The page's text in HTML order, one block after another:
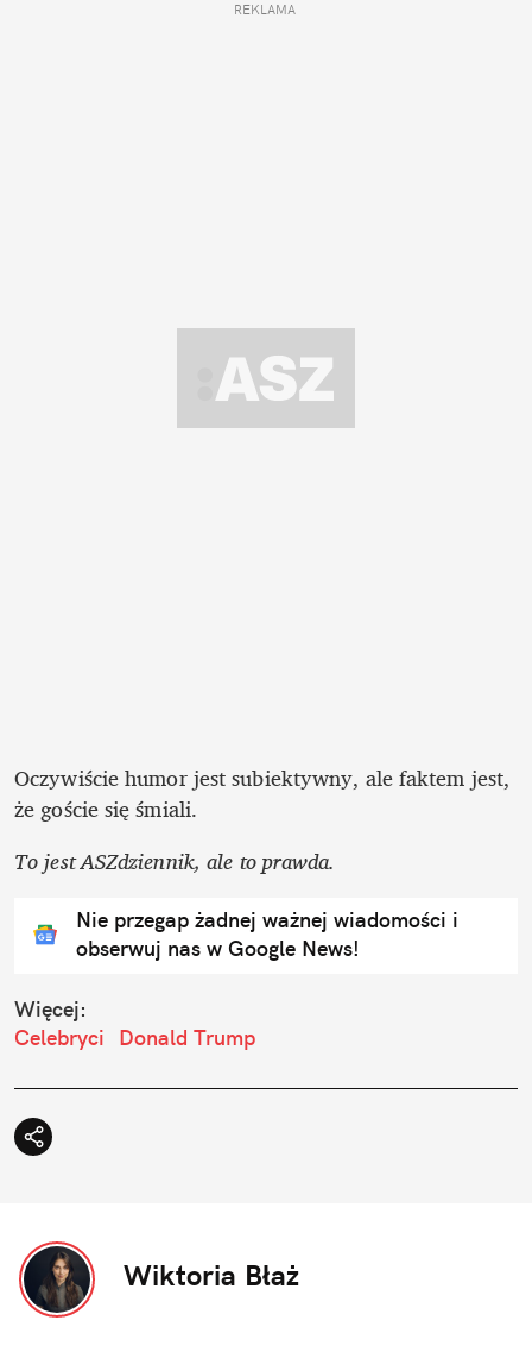
REKLAMA
Oczywiście humor jest subiektywny, ale faktem jest,
że goście się śmiali.
To jest ASZdziennik, ale to prawda.
Nie przegap żadnej ważnej wiadomości i
obserwuj nas w Google News!
Więcej:
Celebryci
Donald Trump
Wiktoria Błaż